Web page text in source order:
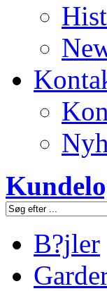
B?jler